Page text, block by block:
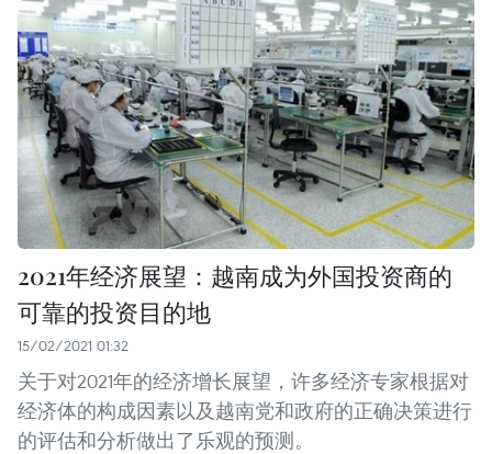
2021年经济展望：越南成为外国投资商的
可靠的投资目的地
15/02/2021 01:32
关于对2021年的经济增长展望，许多经济专家根据对
经济体的构成因素以及越南党和政府的正确决策进行
的评估和分析做出了乐观的预测。